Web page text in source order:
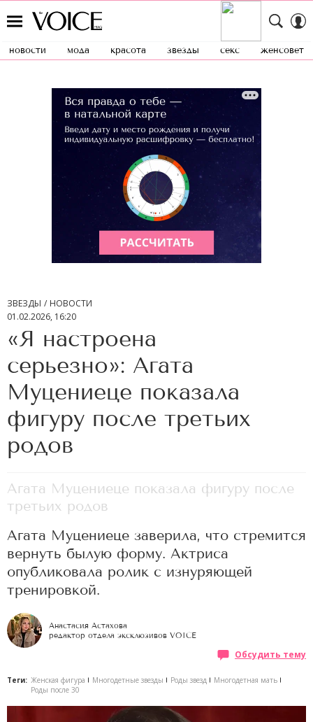
новости мода красота звезды секс женсовет
ЗВЕЗДЫ
НОВОСТИ
01.02.2026, 16:20
«Я настроена
серьезно»: Агата
Муцениеце показала
фигуру после третьих
родов
Агата Муцениеце показала фигуру после
третьих родов
Агата Муцениеце заверила, что стремится
вернуть былую форму. Актриса
опубликовала ролик с изнуряющей
тренировкой.
Анастасия Астахова
редактор отдела эксклюзивов VOICE
Обсудить тему
Теги: Женская фигура Многодетные звезды Роды звезд
Многодетная мать
Роды после 30